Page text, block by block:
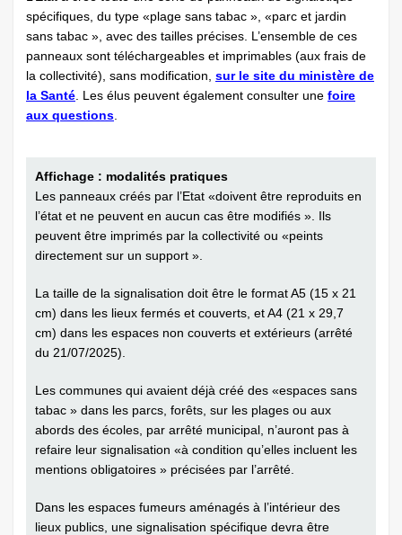
spécifiques, du type «plage sans tabac », «parc et jardin
sans tabac », avec des tailles précises. L’ensemble de ces
panneaux sont téléchargeables et imprimables (aux frais de
la collectivité), sans modification, sur le site du ministère de
la Santé . Les élus peuvent également consulter une foire
aux questions
Affichage : modalités pratiques
Les panneaux créés par l’Etat «doivent être reproduits en
l’état et ne peuvent en aucun cas être modifiés ». Ils
peuvent être imprimés par la collectivité ou «peints
directement sur un support ».
La taille de la signalisation doit être le format A5 (15 x 21
cm) dans les lieux fermés et couverts, et A4 (21 x 29,7
cm) dans les espaces non couverts et extérieurs (arrêté
du 21/07/2025).
Les communes qui avaient déjà créé des «espaces sans
tabac » dans les parcs, forêts, sur les plages ou aux
abords des écoles, par arrêté municipal, n’auront pas à
refaire leur signalisation «à condition qu’elles incluent les
mentions obligatoires » précisées par l’arrêté.
Dans les espaces fumeurs aménagés à l’intérieur des
lieux publics, une signalisation spécifique devra être